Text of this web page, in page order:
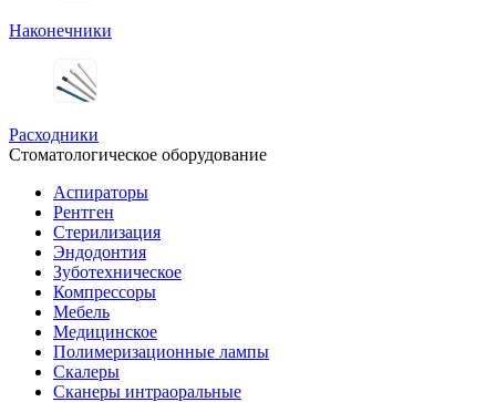
Наконечники
Расходники
Стоматологическое оборудование
Аспираторы
Рентген
Стерилизация
Эндодонтия
Зуботехническое
Компрессоры
Мебель
Медицинское
Полимеризационные лампы
Скалеры
Сканеры интраоральные